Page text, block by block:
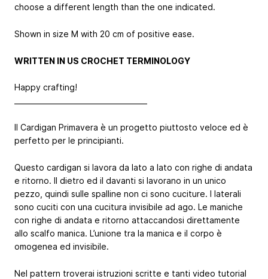
choose a different length than the one indicated.
Shown in size M with 20 cm of positive ease.
WRITTEN IN US CROCHET TERMINOLOGY
Happy crafting!
Il Cardigan Primavera è un progetto piuttosto veloce ed è
perfetto per le principianti.
Questo cardigan si lavora da lato a lato con righe di andata
e ritorno. Il dietro ed il davanti si lavorano in un unico
pezzo, quindi sulle spalline non ci sono cuciture. I laterali
sono cuciti con una cucitura invisibile ad ago. Le maniche
con righe di andata e ritorno attaccandosi direttamente
allo scalfo manica. L’unione tra la manica e il corpo è
omogenea ed invisibile.
Nel pattern troverai istruzioni scritte e tanti video tutorial